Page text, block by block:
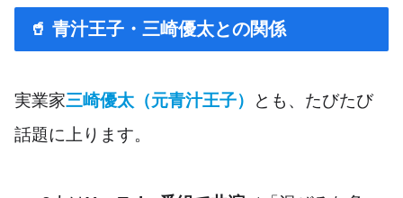
🥤 青汁王子・三崎優太との関係
実業家三崎優太（元青汁王子）
とも、たびたび
話題に上ります。